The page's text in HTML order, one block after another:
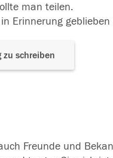
man teilen.
Erinnerung geblieben
schreiben
Freunde und